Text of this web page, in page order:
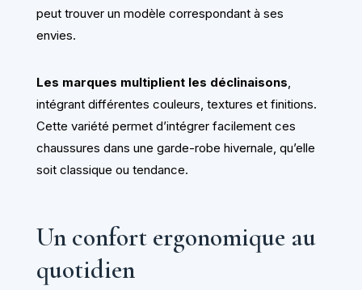
peut trouver un modèle correspondant à ses
envies.
Les marques multiplient les déclinaisons
intégrant différentes couleurs, textures et finitions.
Cette variété permet d’intégrer facilement ces
chaussures dans une garde-robe hivernale, qu’elle
soit classique ou tendance.
Un confort ergonomique au
quotidien